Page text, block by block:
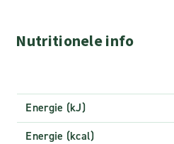
Nutritionele info
Energie (kJ)
Energie (kcal)